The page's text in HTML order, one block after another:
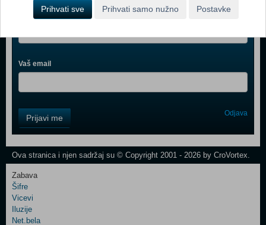
Ime i prezime
Vaš email
Field
One
Newsletter
Control
Field
Two
Prijavi me Odjava
Ova stranica i njen sadržaj su © Copyright 2001 - 2026 by CroVortex.
Zabava
Šifre
Vicevi
Iluzije
Net.bela
Prihvati sve Prihvati samo nužno Postavke